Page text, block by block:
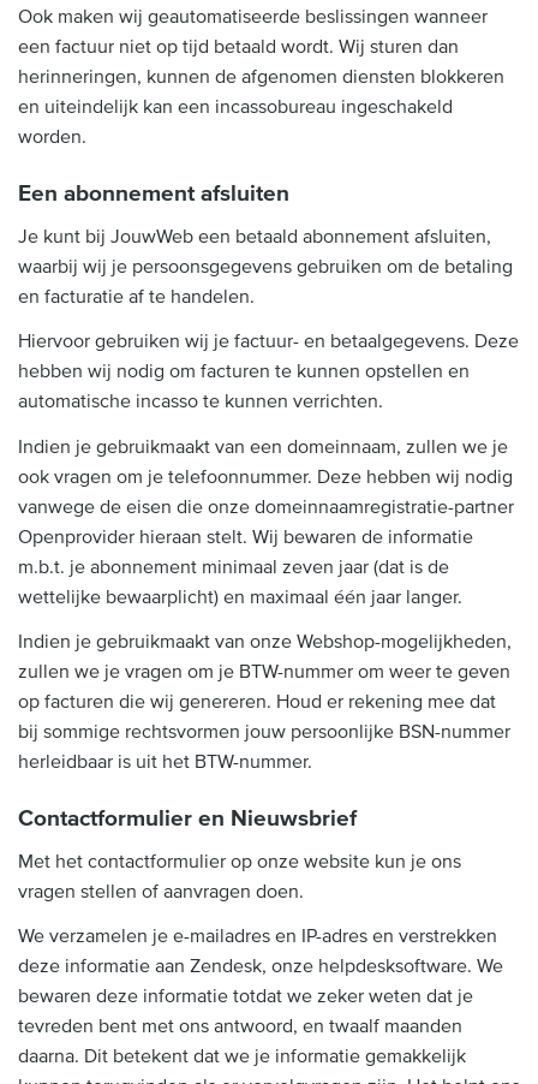
Ook maken wij geautomatiseerde beslissingen wanneer
een factuur niet op tijd betaald wordt. Wij sturen dan
herinneringen, kunnen de afgenomen diensten blokkeren
en uiteindelijk kan een incassobureau ingeschakeld
worden.
Een abonnement afsluiten
Je kunt bij JouwWeb een betaald abonnement afsluiten,
waarbij wij je persoonsgegevens gebruiken om de betaling
en facturatie af te handelen.
Hiervoor gebruiken wij je factuur- en betaalgegevens. Deze
hebben wij nodig om facturen te kunnen opstellen en
automatische incasso te kunnen verrichten.
Indien je gebruikmaakt van een domeinnaam, zullen we je
ook vragen om je telefoonnummer. Deze hebben wij nodig
vanwege de eisen die onze domeinnaamregistratie-partner
Openprovider hieraan stelt. Wij bewaren de informatie
m.b.t. je abonnement minimaal zeven jaar (dat is de
wettelijke bewaarplicht) en maximaal één jaar langer.
Indien je gebruikmaakt van onze Webshop-mogelijkheden,
zullen we je vragen om je BTW-nummer om weer te geven
op facturen die wij genereren. Houd er rekening mee dat
bij sommige rechtsvormen jouw persoonlijke BSN-nummer
herleidbaar is uit het BTW-nummer.
Contactformulier en Nieuwsbrief
Met het contactformulier op onze website kun je ons
vragen stellen of aanvragen doen.
We verzamelen je e-mailadres en IP-adres en verstrekken
deze informatie aan Zendesk, onze helpdesksoftware. We
bewaren deze informatie totdat we zeker weten dat je
tevreden bent met ons antwoord, en twaalf maanden
daarna. Dit betekent dat we je informatie gemakkelijk